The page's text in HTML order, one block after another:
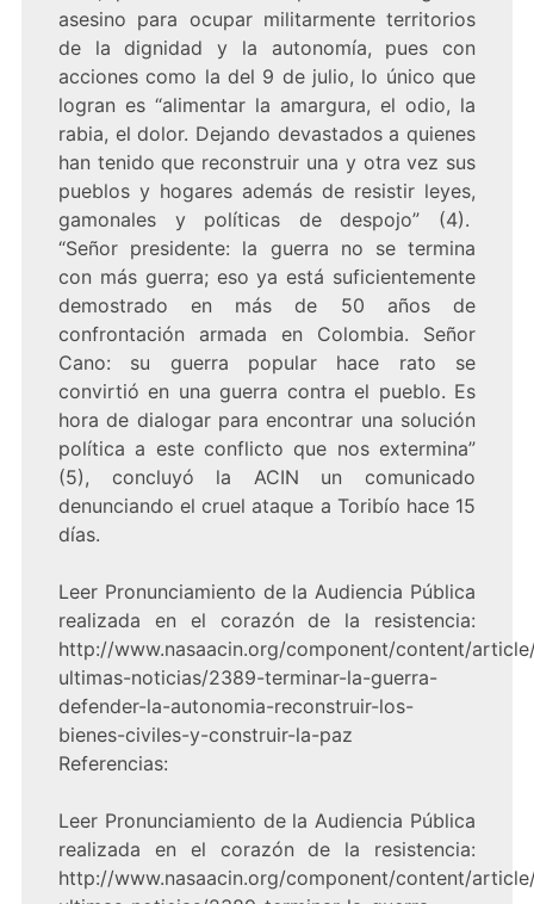
asesino para ocupar militarmente territorios
de la dignidad y la autonomía, pues con
acciones como la del 9 de julio, lo único que
logran es “alimentar la amargura, el odio, la
rabia, el dolor. Dejando devastados a quienes
han tenido que reconstruir una y otra vez sus
pueblos y hogares además de resistir leyes,
gamonales y políticas de despojo” (4).
“Señor presidente: la guerra no se termina
con más guerra; eso ya está suficientemente
demostrado en más de 50 años de
confrontación armada en Colombia. Señor
Cano: su guerra popular hace rato se
convirtió en una guerra contra el pueblo. Es
hora de dialogar para encontrar una solución
política a este conflicto que nos extermina”
(5), concluyó la ACIN un comunicado
denunciando el cruel ataque a Toribío hace 15
días.
Leer Pronunciamiento de la Audiencia Pública
realizada en el corazón de la resistencia:
http://www.nasaacin.org/component/content/
ultimas-noticias/2389-terminar-la-guerra-
defender-la-autonomia-reconstruir-los-
bienes-civiles-y-construir-la-paz
Referencias:
Leer Pronunciamiento de la Audiencia Pública
realizada en el corazón de la resistencia:
http://www.nasaacin.org/component/content/